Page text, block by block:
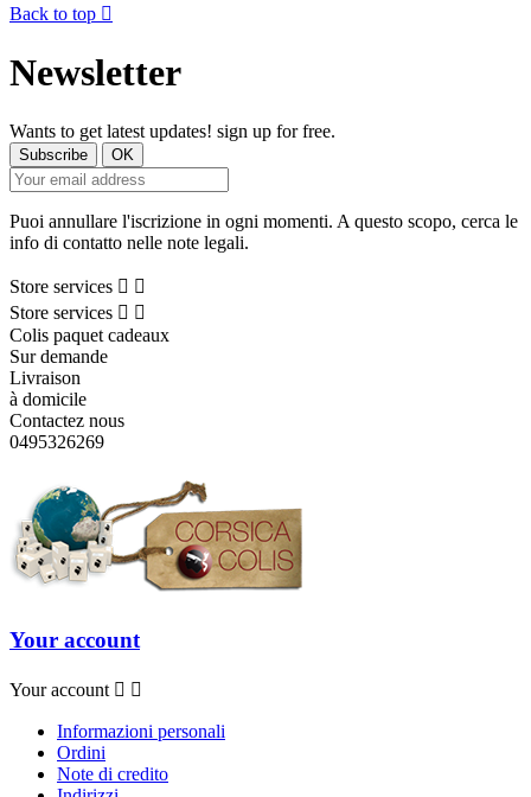
Back to top 
Newsletter
Wants to get latest updates! sign up for free.
Puoi annullare l'iscrizione in ogni momenti. A questo scopo, cerca le
info di contatto nelle note legali.
Store services  
Store services  
Colis paquet cadeaux
Sur demande
Livraison
à domicile
Contactez nous
0495326269
Your account
Your account  
Informazioni personali
Ordini
Note di credito